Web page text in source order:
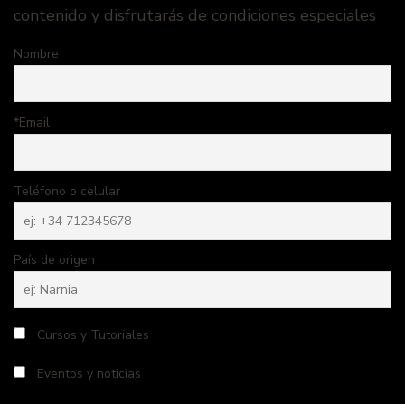
contenido y disfrutarás de condiciones especiales
Nombre
*Email
Teléfono o celular
País de origen
Cursos y Tutoriales
Eventos y noticias